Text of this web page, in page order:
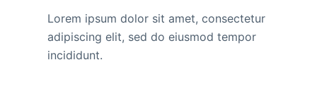
Lorem ipsum dolor sit amet, consectetur
adipiscing elit, sed do eiusmod tempor
incididunt.